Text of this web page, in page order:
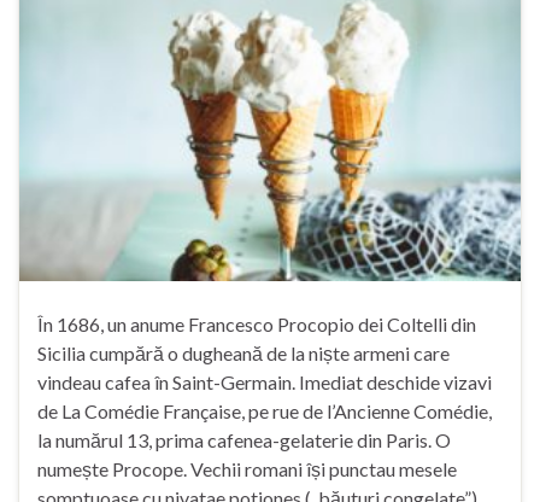
În 1686, un anume Francesco Procopio dei Coltelli din
Sicilia cumpără o dugheană de la niște armeni care
vindeau cafea în Saint-Germain. Imediat deschide vizavi
de La Comédie Française, pe rue de l’Ancienne Comédie,
la numărul 13, prima cafenea-gelaterie din Paris. O
numește Procope. Vechii romani își punctau mesele
somptuoase cu nivatae potiones („băuturi congelate”). …